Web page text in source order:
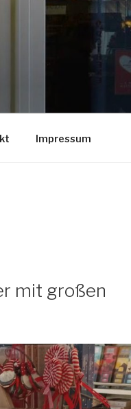
Impressum
mit großen